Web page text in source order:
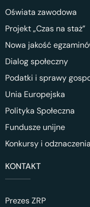
Oświata zawodowa
Projekt „Czas na staż”
Nowa jakość
Dialog społeczny
Podatki i sprawy
Unia Europejska
Polityka Społeczna
Fundusze unijne
Konkursy i odznaczenia
KONTAKT
Prezes ZRP